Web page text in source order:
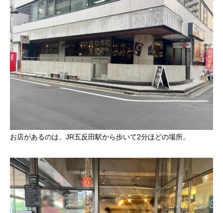
お店があるのは、JR五反田駅から歩いて2分ほどの場所。